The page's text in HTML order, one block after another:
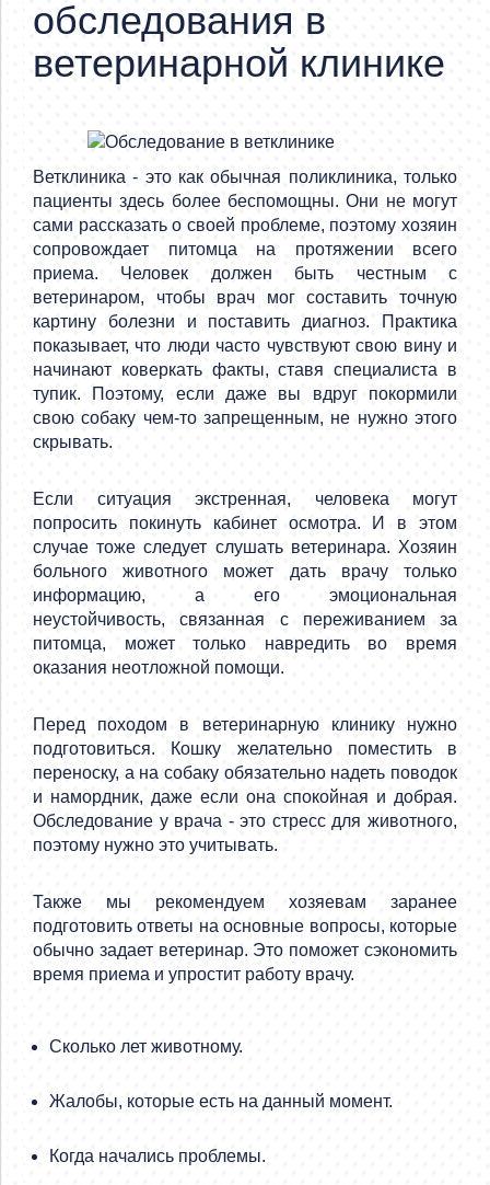
обследования в
ветеринарной клинике
Ветклиника - это как обычная поликлиника, только
пациенты здесь более беспомощны. Они не могут
сами рассказать о своей проблеме, поэтому хозяин
сопровождает питомца на протяжении всего
приема. Человек должен быть честным с
ветеринаром, чтобы врач мог составить точную
картину болезни и поставить диагноз. Практика
показывает, что люди часто чувствуют свою вину и
начинают коверкать факты, ставя специалиста в
тупик. Поэтому, если даже вы вдруг покормили
свою собаку чем-то запрещенным, не нужно этого
скрывать.
Если ситуация экстренная, человека могут
попросить покинуть кабинет осмотра. И в этом
случае тоже следует слушать ветеринара. Хозяин
больного животного может дать врачу только
информацию, а его эмоциональная
неустойчивость, связанная с переживанием за
питомца, может только навредить во время
оказания неотложной помощи.
Перед походом в ветеринарную клинику нужно
подготовиться. Кошку желательно поместить в
переноску, а на собаку обязательно надеть поводок
и намордник, даже если она спокойная и добрая.
Обследование у врача - это стресс для животного,
поэтому нужно это учитывать.
Также мы рекомендуем хозяевам заранее
подготовить ответы на основные вопросы, которые
обычно задает ветеринар. Это поможет сэкономить
время приема и упростит работу врачу.
Сколько лет животному.
Жалобы, которые есть на данный момент.
Когда начались проблемы.